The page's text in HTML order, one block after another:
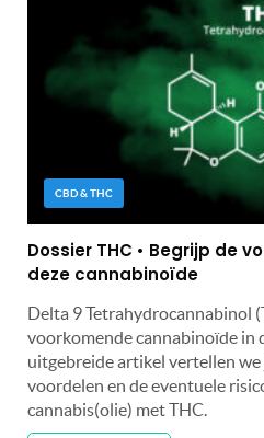
CBD & THC
Dossier THC • Begrijp de
deze cannabinoïde
Delta 9 Tetrahydrocannabinol
voorkomende cannabinoïde in
uitgebreide artikel vertellen we
voordelen en de eventuele
cannabis(olie) met THC.